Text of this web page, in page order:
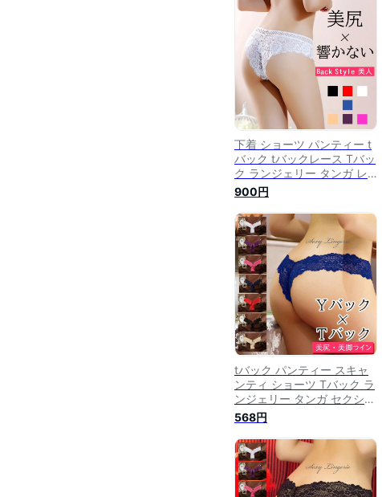
下着 ショーツ パンティー t
バック tバックレース Tバッ
ク ランジェリー タンガ レ
ース セクシーショーツ セク
シーパンティー レースショ
ーツ レースパンティー セク
シーランジェリー レディー
ス
900円
tバック パンティー スキャ
ンティ ショーツ Tバック ラ
ンジェリー タンガ セクシー
ショーツ セクシーパンティ
ー レースショーツ レースパ
ンティー セクシーランジェ
リー セールショーツ
568円